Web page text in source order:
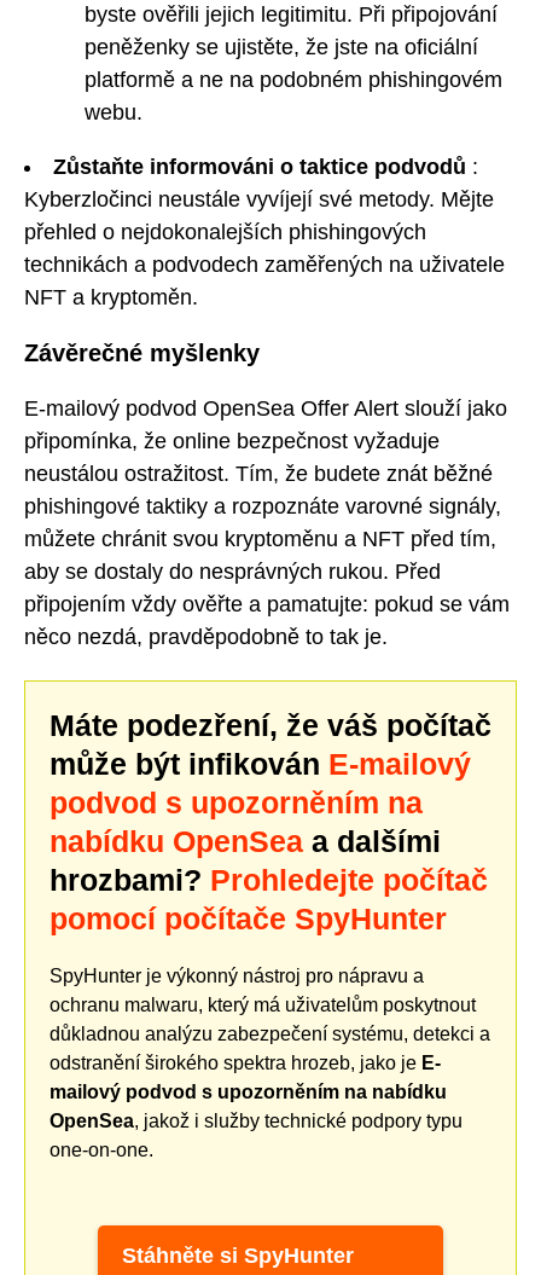
byste ověřili jejich legitimitu. Při připojování
peněženky se ujistěte, že jste na oficiální
platformě a ne na podobném phishingovém
webu.
Zůstaňte informováni o taktice podvodů :
Kyberzločinci neustále vyvíjejí své metody. Mějte
přehled o nejdokonalejších phishingových
technikách a podvodech zaměřených na uživatele
NFT a kryptoměn.
Závěrečné myšlenky
E-mailový podvod OpenSea Offer Alert slouží jako
připomínka, že online bezpečnost vyžaduje
neustálou ostražitost. Tím, že budete znát běžné
phishingové taktiky a rozpoznáte varovné signály,
můžete chránit svou kryptoměnu a NFT před tím,
aby se dostaly do nesprávných rukou. Před
připojením vždy ověřte a pamatujte: pokud se vám
něco nezdá, pravděpodobně to tak je.
Máte podezření, že váš počítač
může být infikován E-mailový
podvod s upozorněním na
nabídku OpenSea a dalšími
hrozbami? Prohledejte počítač
pomocí počítače SpyHunter
SpyHunter je výkonný nástroj pro nápravu a
ochranu malwaru, který má uživatelům poskytnout
důkladnou analýzu zabezpečení systému, detekci a
odstranění širokého spektra hrozeb, jako je E-
mailový podvod s upozorněním na nabídku
OpenSea, jakož i služby technické podpory typu
one-on-one.
Stáhněte si SpyHunter